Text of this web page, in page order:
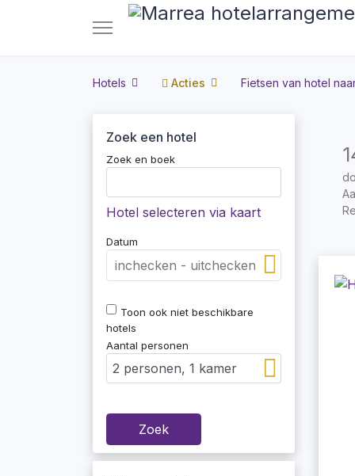
Hotels Acties Fietsen van hotel
Zoek een hotel
Zoek en boek
Hotel selecteren via kaart
Datum
Toon ook niet beschikbare
hotels
Aantal personen
Zoek